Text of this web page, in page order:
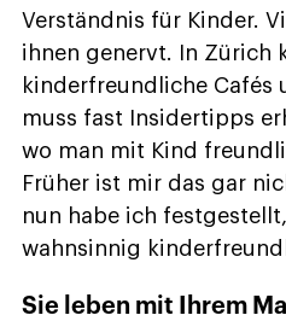
Verständnis für Kinder.
ihnen genervt. In Zürich
kinderfreundliche Cafés
muss fast Insidertipps
wo man mit Kind
Früher ist mir das gar
nun habe ich
wahnsinnig
Sie leben mit Ihrem